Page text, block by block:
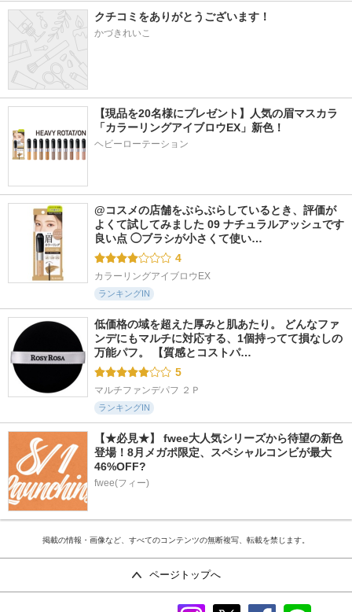
クチコミをありがとうございます！
かづきれいこ
【現品を20名様にプレゼント】人気の眉マスカラ
「カラーリングアイブロウEX」新色！
ヘビーローテーション
@コスメの店舗をぶらぶらしているとき、評価が
よくて試してみました 09 ナチュラルアッシュです
良い点 ◯ブラシが小さくて使い…
4
カラーリングアイブロウEX
ランキングIN
低価格の域を超えた厚みと肌あたり。 どんなファ
ンデにもマルチに対応する、1個持ってて損なしの
万能パフ。 【質感とコストパ…
5
マルチファンデパフ ２Ｐ
ランキングIN
【★必見★】 fwee大人気シリーズから待望の新色
登場！8月メガポ限定、スペシャルコンビが最大
46%OFF?
fwee(フィー)
掲載の情報・画像など、すべてのコンテンツの無断複写、転載を禁じます。
ページトップへ